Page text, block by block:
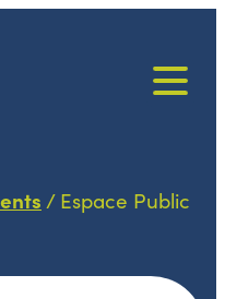
/ Espace Public